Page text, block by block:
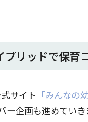
リッドで保育
サイト 「みんなの
企画も進めていき